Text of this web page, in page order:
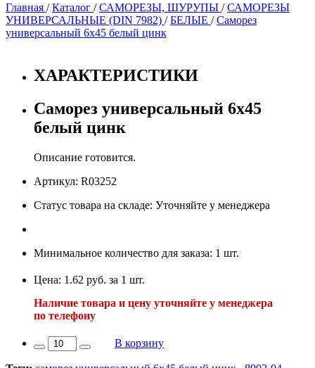
Главная /Каталог /САМОРЕЗЫ, ШУРУПЫ /САМОРЕЗЫ
УНИВЕРСАЛЬНЫЕ (DIN 7982) /БЕЛЫЕ /Саморез
универсальный 6х45 белый цинк
ХАРАКТЕРИСТИКИ
Саморез универсальный 6х45
белый цинк
Описание готовится.
Артикул: R03252
Статус товара на складе: Уточняйте у менеджера
Минимальное количество для заказа: 1 шт.
Цена: 1.62 руб. за 1 шт.
Наличие товара и цену уточняйте у менеджера
по телефону
В корзину